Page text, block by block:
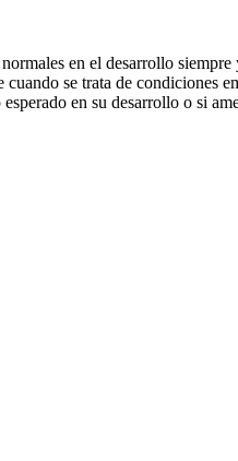
en el desarrollo
se trata de condiciones
en su desarrollo o si